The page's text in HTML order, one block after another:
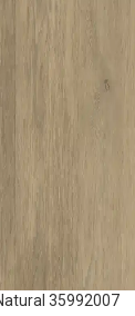
35992007